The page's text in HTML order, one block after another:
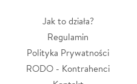
Jak to działa?
Regulamin
Polityka Prywatności
RODO - Kontrahenci